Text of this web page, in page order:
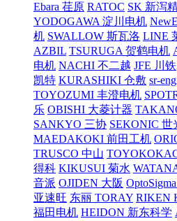
Ebara 荏原 RATOC SK 新泻
YODOGAWA 淀川电机
机 SWALLOW 斯瓦洛 LINE
AZBIL TSURUGA 贺鹤电机
电机 NACHI 不二越 JFE 川铁
凯特 KURASHIKI 仓敷 sr-
TOYOZUMI 丰澄电机
乐 OBISHI 大菱计器
SANKYO 三协 SEKONIC 世
MAEDAKOKI 前田工机
TRUSCO 中山
得科 KIKUSUI 菊水
音派 OJIDEN 大阪
亚速旺 东丽 TORAY RIKEN
福田电机 HEIDON 新东科学